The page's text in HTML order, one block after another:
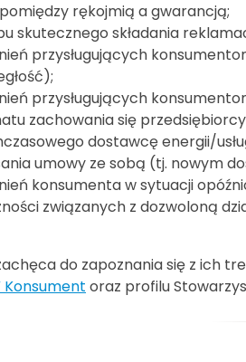
rękojmią a gwarancją;
skutecznego składania
przysługujących
przysługujących
zachowania się
dostawcę energii/
umowy ze sobą (tj. nowym
konsumenta w sytuacji
związanych z dozwoloną
do zapoznania się z ich
Konsument oraz profilu